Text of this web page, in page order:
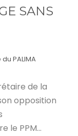
SANS
PALIMA
de la
opposition
le PPM…